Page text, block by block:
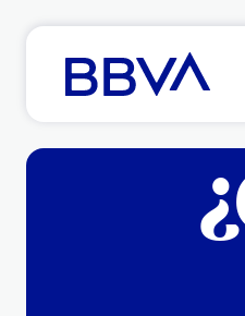
Ir al contenido principal